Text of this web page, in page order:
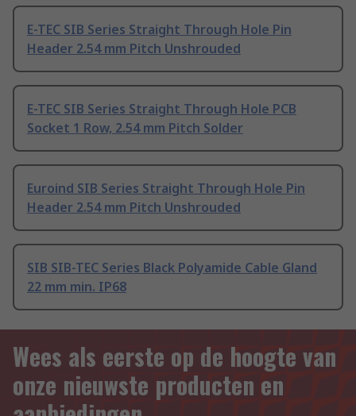
E-TEC SIB Series Straight Through Hole Pin
Header 2.54 mm Pitch Unshrouded
E-TEC SIB Series Straight Through Hole PCB
Socket 1 Row, 2.54 mm Pitch Solder
Euroind SIB Series Straight Through Hole Pin
Header 2.54 mm Pitch Unshrouded
SIB SIB-TEC Series Black Polyamide Cable Gland
22 mm min. IP68
Wees als eerste op de hoogte van
onze nieuwste producten en